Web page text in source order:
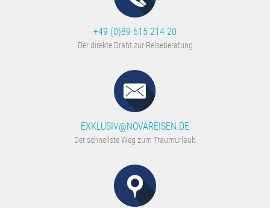
+49 (0)89 615 214 20
Der direkte Draht zur Reiseberatung
EXKLUSIV@NOVAREISEN.DE
Der schnellste Weg zum Traumurlaub